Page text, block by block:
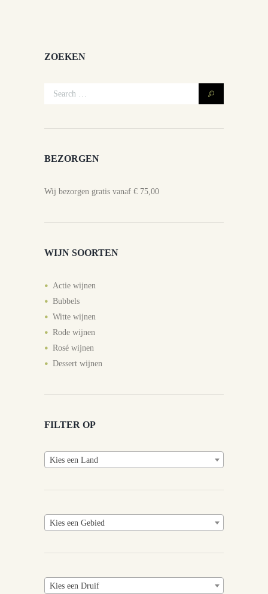
ZOEKEN
BEZORGEN
Wij bezorgen gratis vanaf € 75,00
WIJN SOORTEN
Actie wijnen
Bubbels
Witte wijnen
Rode wijnen
Rosé wijnen
Dessert wijnen
FILTER OP
Kies een Land
Kies een Gebied
Kies een Druif